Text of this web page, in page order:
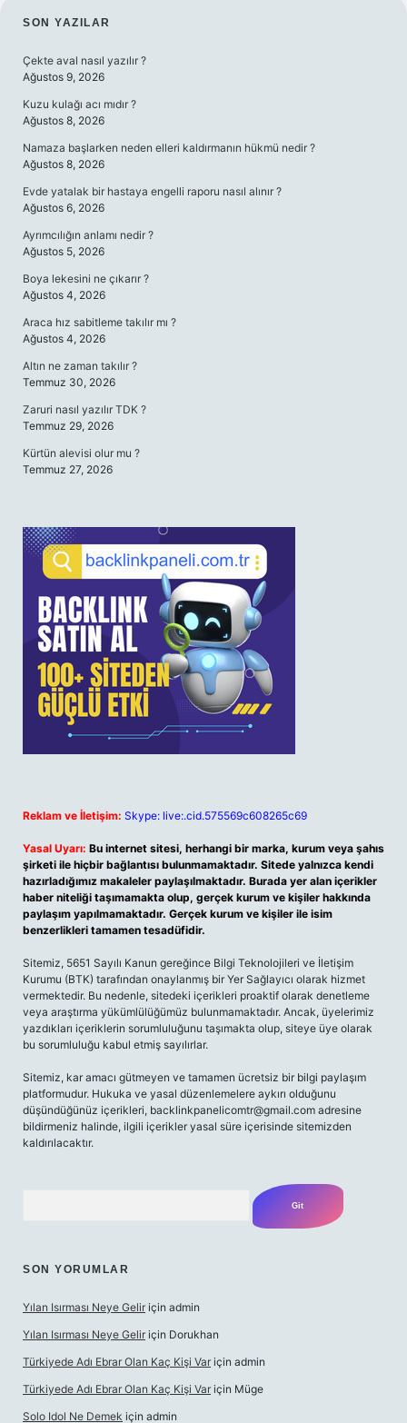
SIDEBAR
SON YAZILAR
Çekte aval nasıl yazılır ?
Ağustos 9, 2026
Kuzu kulağı acı mıdır ?
Ağustos 8, 2026
Namaza başlarken neden elleri kaldırmanın hükmü nedir ?
Ağustos 8, 2026
Evde yatalak bir hastaya engelli raporu nasıl alınır ?
Ağustos 6, 2026
Ayrımcılığın anlamı nedir ?
Ağustos 5, 2026
Boya lekesini ne çıkarır ?
Ağustos 4, 2026
Araca hız sabitleme takılır mı ?
Ağustos 4, 2026
Altın ne zaman takılır ?
Temmuz 30, 2026
Zaruri nasıl yazılır TDK ?
Temmuz 29, 2026
Kürtün alevisi olur mu ?
Temmuz 27, 2026
Reklam ve İletişim: Skype: live:.cid.575569c608265c69
Yasal Uyarı: Bu internet sitesi, herhangi bir marka, kurum veya şahıs
şirketi ile hiçbir bağlantısı bulunmamaktadır. Sitede yalnızca kendi
hazırladığımız makaleler paylaşılmaktadır. Burada yer alan içerikler
haber niteliği taşımamakta olup, gerçek kurum ve kişiler hakkında
paylaşım yapılmamaktadır. Gerçek kurum ve kişiler ile isim
benzerlikleri tamamen tesadüfidir.
Sitemiz, 5651 Sayılı Kanun gereğince Bilgi Teknolojileri ve İletişim
Kurumu (BTK) tarafından onaylanmış bir Yer Sağlayıcı olarak hizmet
vermektedir. Bu nedenle, sitedeki içerikleri proaktif olarak denetleme
veya araştırma yükümlülüğümüz bulunmamaktadır. Ancak, üyelerimiz
yazdıkları içeriklerin sorumluluğunu taşımakta olup, siteye üye olarak
bu sorumluluğu kabul etmiş sayılırlar.
Sitemiz, kar amacı gütmeyen ve tamamen ücretsiz bir bilgi paylaşım
platformudur. Hukuka ve yasal düzenlemelere aykırı olduğunu
düşündüğünüz içerikleri, backlinkpanelicomtr@gmail.com adresine
bildirmeniz halinde, ilgili içerikler yasal süre içerisinde sitemizden
kaldırılacaktır.
SON YORUMLAR
Yılan Isırması Neye Gelir için admin
Yılan Isırması Neye Gelir için Dorukhan
Türkiyede Adı Ebrar Olan Kaç Kişi Var için admin
Türkiyede Adı Ebrar Olan Kaç Kişi Var için Müge
Solo Idol Ne Demek için admin